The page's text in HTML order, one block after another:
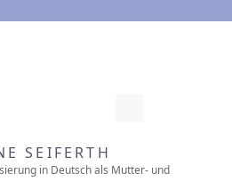
SEIFERTH
in Deutsch als Mutter- und